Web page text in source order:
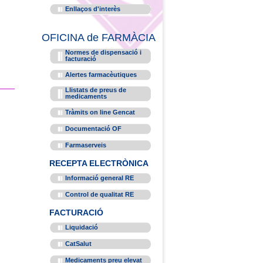
Enllaços d'interès
OFICINA de FARMÀCIA
Normes de dispensació i
facturació
Alertes farmacèutiques
Llistats de preus de
medicaments
Tràmits on line Gencat
Documentació OF
Farmaserveis
RECEPTA ELECTRÒNICA
Informació general RE
Control de qualitat RE
FACTURACIÓ
Liquidació
CatSalut
Medicaments preu elevat